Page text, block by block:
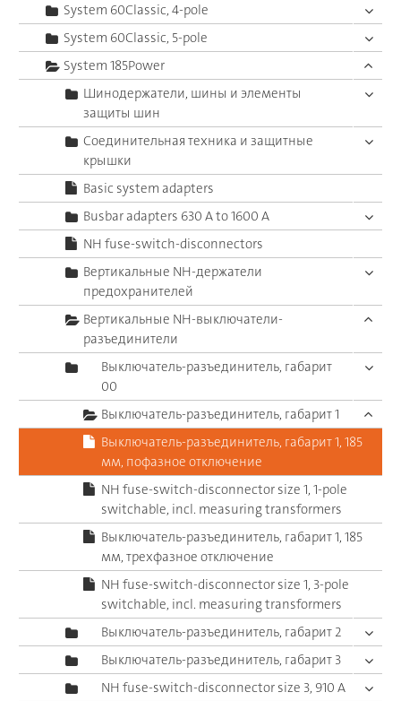
System 60Classic, 4-pole
System 60Classic, 5-pole
System 185Power
Шинодержатели, шины и элементы
защиты шин
Соединительная техника и защитные
крышки
Basic system adapters
Busbar adapters 630 A to 1600 A
NH fuse-switch-disconnectors
Вертикальные NH-держатели
предохранителей
Вертикальные NH-выключатели-
разъединители
Выключатель-разъединитель, габарит
00
Выключатель-разъединитель, габарит 1
Выключатель-разъединитель, габарит 1, 185
мм, пофазное отключение
NH fuse-switch-disconnector size 1, 1-pole
switchable, incl. measuring transformers
Выключатель-разъединитель, габарит 1, 185
мм, трехфазное отключение
NH fuse-switch-disconnector size 1, 3-pole
switchable, incl. measuring transformers
Выключатель-разъединитель, габарит 2
Выключатель-разъединитель, габарит 3
NH fuse-switch-disconnector size 3, 910 A